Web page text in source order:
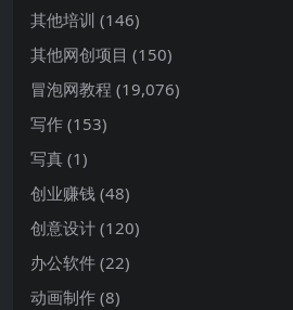
其他培训 (146)
其他网创项目 (150)
冒泡网教程 (19,076)
写作 (153)
写真 (1)
创业赚钱 (48)
创意设计 (120)
办公软件 (22)
动画制作 (8)